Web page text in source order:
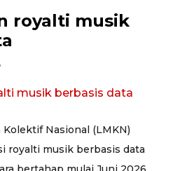
royalti musik
Nasional (LMKN)
royalti musik berbasis data